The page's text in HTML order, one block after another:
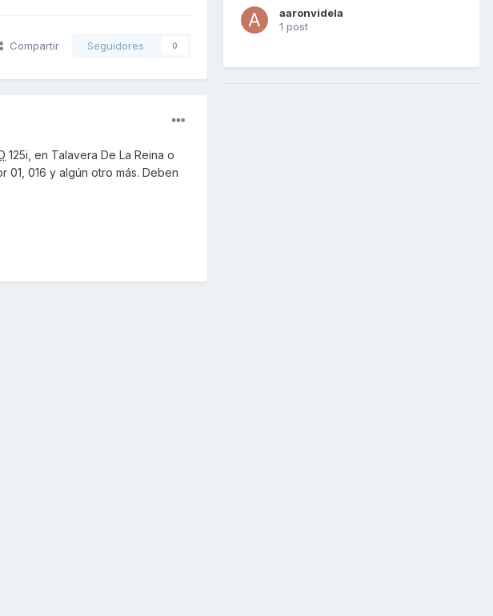
Compartir Seguidores 0
125i, en Talavera De La Reina o
016 y algún otro más. Deben
aaronvidela
1 post